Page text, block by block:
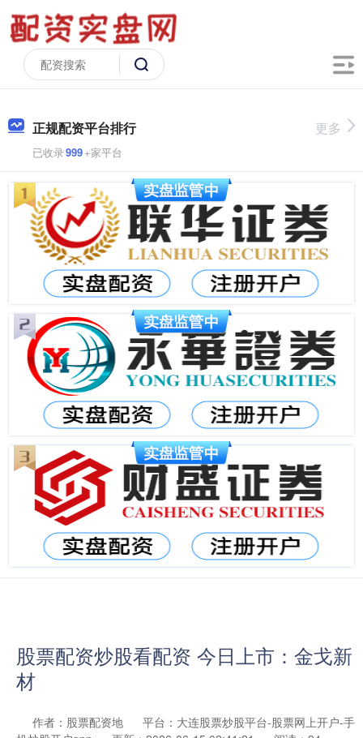
正规配资平台排行
已收录999+家平台
更多
股票配资炒股看配资 今日上市：金戈新
材
作者：股票配资地
平台：大连股票炒股平台-股票网上开户-手